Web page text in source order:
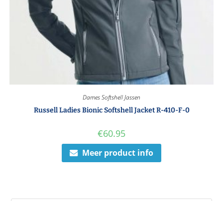
Dames Softshell Jassen
Russell Ladies Bionic Softshell Jacket R-410-F-0
€60.95
Meer product info